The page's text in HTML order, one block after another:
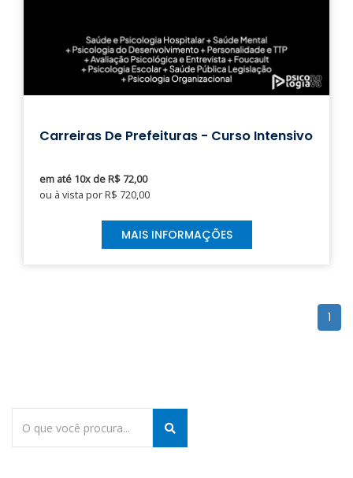
Carreiras De Prefeituras - Curso Intensivo
em até 10x de R$ 72,00
ou à vista por R$ 720,00
MAIS INFORMAÇÕES
1